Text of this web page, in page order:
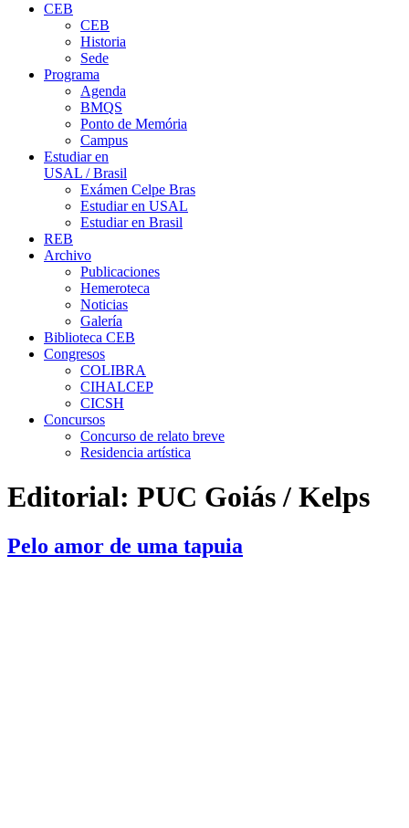
CEB
CEB
Historia
Sede
Programa
Agenda
BMQS
Ponto de Memória
Campus
Estudiar en
USAL / Brasil
Exámen Celpe Bras
Estudiar en USAL
Estudiar en Brasil
REB
Archivo
Publicaciones
Hemeroteca
Noticias
Galería
Biblioteca CEB
Congresos
COLIBRA
CIHALCEP
CICSH
Concursos
Concurso de relato breve
Residencia artística
Editorial: PUC Goiás / Kelps
Pelo amor de uma tapuia